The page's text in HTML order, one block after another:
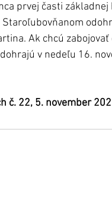
prvej časti základnej
Staroľubovňanom
Ak chcú zabojovať
v nedeľu 16.
č. 22, 5. november